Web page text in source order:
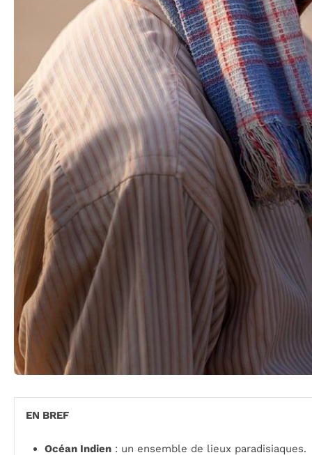
EN BREF
Océan Indien : un ensemble de lieux paradisiaques.